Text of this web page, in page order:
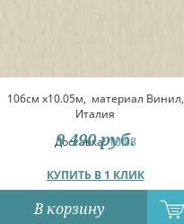
106см x10.05м, материал Винил,
Италия
Доставка:10.08
КУПИТЬ В 1 КЛИК
9 490 руб.
В корзину